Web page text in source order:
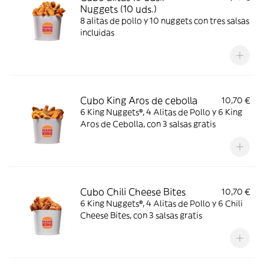
Nuggets (10 uds.)
8 alitas de pollo y 10 nuggets con tres salsas
incluidas
Cubo King Aros de cebolla
10,70 €
6 King Nuggets®, 4 Alitas de Pollo y 6 King
Aros de Cebolla, con 3 salsas gratis
Cubo Chili Cheese Bites
10,70 €
6 King Nuggets®, 4 Alitas de Pollo y 6 Chili
Cheese Bites, con 3 salsas gratis